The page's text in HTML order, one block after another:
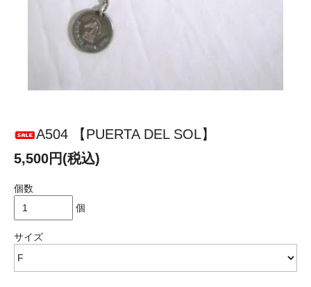
A504 【PUERTA DEL SOL】
5,500円(税込)
個数
個
サイズ